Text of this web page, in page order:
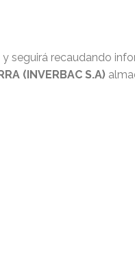
seguirá recaudando
(INVERBAC S.A)